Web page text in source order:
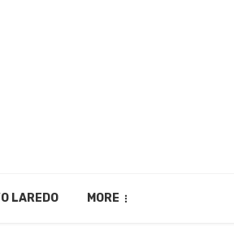
LAREDO MORE